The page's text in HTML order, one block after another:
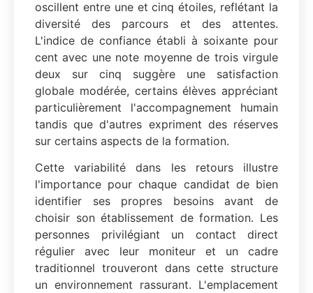
oscillent entre une et cinq étoiles, reflétant la
diversité des parcours et des attentes.
L'indice de confiance établi à soixante pour
cent avec une note moyenne de trois virgule
deux sur cinq suggère une satisfaction
globale modérée, certains élèves appréciant
particulièrement l'accompagnement humain
tandis que d'autres expriment des réserves
sur certains aspects de la formation.
Cette variabilité dans les retours illustre
l'importance pour chaque candidat de bien
identifier ses propres besoins avant de
choisir son établissement de formation. Les
personnes privilégiant un contact direct
régulier avec leur moniteur et un cadre
traditionnel trouveront dans cette structure
un environnement rassurant. L'emplacement